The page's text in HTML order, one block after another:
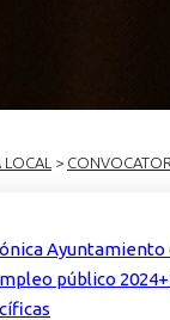
>
Ayuntamiento
público